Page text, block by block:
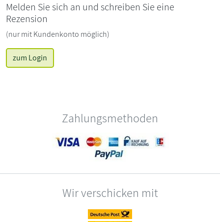
Melden Sie sich an und schreiben Sie eine
Rezension
(nur mit Kundenkonto möglich)
zum Login
Zahlungsmethoden
Wir verschicken mit